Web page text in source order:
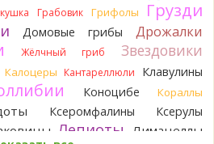
они не все безоговорочно
раз вырвите его целиком и
Именно вертикально.
- значит, Ш. Желтокожий,
гриб сварить, Желтокожий и еще
Грабовик Грифолы Грузди
Домовые грибы Дрожалки
Жёлчный гриб Звездовики
Калоцеры Кантареллюли
Клавулины
Коноцибе Кораллы
Ксеромфалины Ксерулы
Лепиоты Лимацеллы